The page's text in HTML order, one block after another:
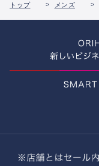
トップ メンズ